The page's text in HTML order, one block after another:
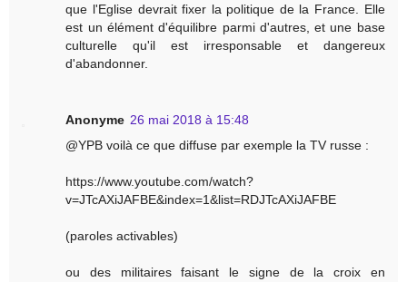
que l'Eglise devrait fixer la politique de la France. Elle
est un élément d'équilibre parmi d'autres, et une base
culturelle qu'il est irresponsable et dangereux
d'abandonner.
Anonyme 26 mai 2018 à 15:48
@YPB voilà ce que diffuse par exemple la TV russe :
https://www.youtube.com/watch?
v=JTcAXiJAFBE&index=1&list=RDJTcAXiJAFBE
(paroles activables)
ou des militaires faisant le signe de la croix en